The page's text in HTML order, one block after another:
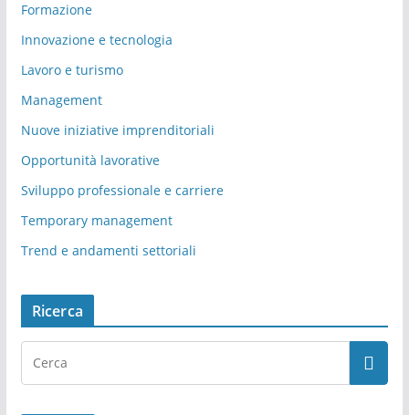
Formazione
Innovazione e tecnologia
Lavoro e turismo
Management
Nuove iniziative imprenditoriali
Opportunità lavorative
Sviluppo professionale e carriere
Temporary management
Trend e andamenti settoriali
Ricerca